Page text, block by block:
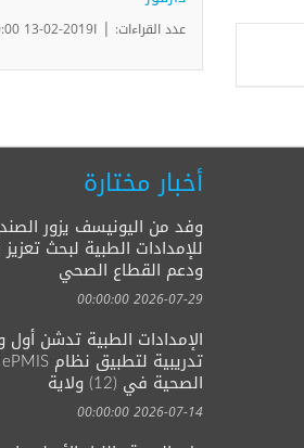
عدد القراءات: | ا2019-02-13 00:00:00
أخبار مختارة
وفد من اليونيسف يزور
للإمدادات الطبية لبحث
ودعم القطاع الصحي
2026-07-29 00:00:00
الإمدادات الطبية تدشن
الصحية في (12) ولاية
2026-07-14 00:00:00